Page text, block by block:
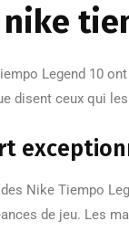
Legend 10
disent ceux qui
Nike Tiempo
de jeu. Les